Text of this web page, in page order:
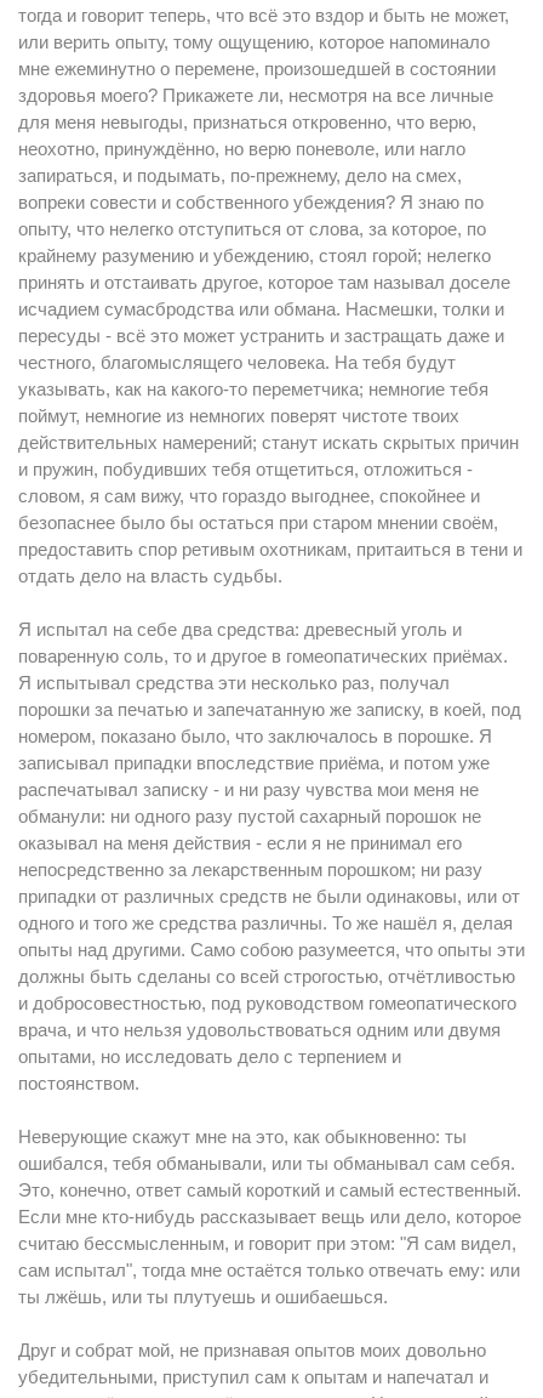
тогда и говорит теперь, что всё это вздор и быть не может,
или верить опыту, тому ощущению, которое напоминало
мне ежеминутно о перемене, произошедшей в состоянии
здоровья моего? Прикажете ли, несмотря на все личные
для меня невыгоды, признаться откровенно, что верю,
неохотно, принуждённо, но верю поневоле, или нагло
запираться, и подымать, по-прежнему, дело на смех,
вопреки совести и собственного убеждения? Я знаю по
опыту, что нелегко отступиться от слова, за которое, по
крайнему разумению и убеждению, стоял горой; нелегко
принять и отстаивать другое, которое там называл доселе
исчадием сумасбродства или обмана. Насмешки, толки и
пересуды - всё это может устранить и застращать даже и
честного, благомыслящего человека. На тебя будут
указывать, как на какого-то переметчика; немногие тебя
поймут, немногие из немногих поверят чистоте твоих
действительных намерений; станут искать скрытых причин
и пружин, побудивших тебя отщетиться, отложиться -
словом, я сам вижу, что гораздо выгоднее, спокойнее и
безопаснее было бы остаться при старом мнении своём,
предоставить спор ретивым охотникам, притаиться в тени и
отдать дело на власть судьбы.
Я испытал на себе два средства: древесный уголь и
поваренную соль, то и другое в гомеопатических приёмах.
Я испытывал средства эти несколько раз, получал
порошки за печатью и запечатанную же записку, в коей, под
номером, показано было, что заключалось в порошке. Я
записывал припадки впоследствие приёма, и потом уже
распечатывал записку - и ни разу чувства мои меня не
обманули: ни одного разу пустой сахарный порошок не
оказывал на меня действия - если я не принимал его
непосредственно за лекарственным порошком; ни разу
припадки от различных средств не были одинаковы, или от
одного и того же средства различны. То же нашёл я, делая
опыты над другими. Само собою разумеется, что опыты эти
должны быть сделаны со всей строгостью, отчётливостью
и добросовестностью, под руководством гомеопатического
врача, и что нельзя удовольствоваться одним или двумя
опытами, но исследовать дело с терпением и
постоянством.
Неверующие скажут мне на это, как обыкновенно: ты
ошибался, тебя обманывали, или ты обманывал сам себя.
Это, конечно, ответ самый коpoткий и самый естественный.
Если мне кто-нибудь рассказывает вещь или дело, которое
считаю бессмысленным, и говорит при этом: "Я сам видел,
сам испытал", тогда мне остаётся только отвечать ему: или
ты лжёшь, или ты плутуешь и ошибаешься.
Друг и собрат мой, не признавая опытов моих довольно
убедительными, приступил сам к опытам и напечатал и